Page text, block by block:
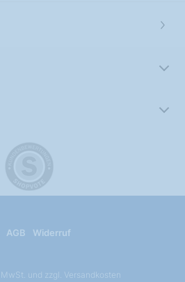
AGB
Widerruf
und zzgl. Versandkosten